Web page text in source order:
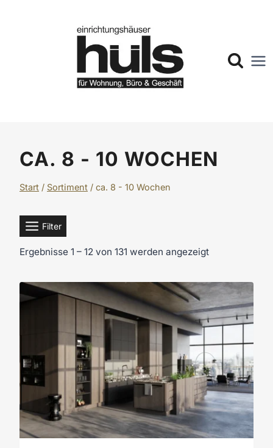
CA. 8 - 10 WOCHEN
Start / Sortiment / ca. 8 - 10 Wochen
Filter
Ergebnisse 1 – 12 von 131 werden angezeigt